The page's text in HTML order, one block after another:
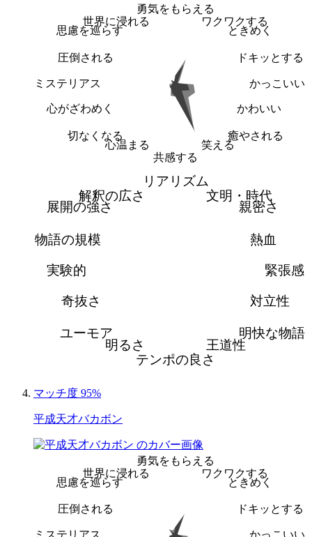
勇気をもらえる
ワクワクする
ときめく
ドキッとする
かっこいい
かわいい
癒やされる
笑える
共感する
心温まる
切なくなる
心がざわめく
ミステリアス
圧倒される
思慮を巡らす
世界に浸れる
リアリズム
文明・時代
親密さ
熱血
緊張感
対立性
明快な物語
王道性
テンポの良さ
明るさ
ユーモア
奇抜さ
実験的
物語の規模
展開の強さ
解釈の広さ
マッチ度 95%
平成天才バカボン
勇気をもらえる
ワクワクする
ときめく
ドキッとする
かっこいい
ミステリアス
圧倒される
思慮を巡らす
世界に浸れる